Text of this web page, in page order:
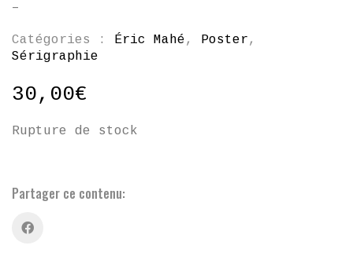
–
Catégories : Éric Mahé, Poster,
Sérigraphie
30,00€
Rupture de stock
Partager ce contenu: